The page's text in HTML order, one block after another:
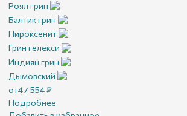
Роял грин
Балтик грин
Пироксенит
Грин гелекси
Индиян грин
Дымовский
от47 554₽
Подробнее